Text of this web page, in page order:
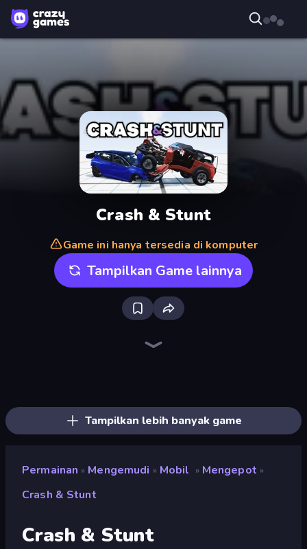
Crash & Stunt
Game ini hanya tersedia di komputer
Tampilkan Game lainnya
Tampilkan lebih banyak game
Permainan » Mengemudi » Mobil » Mengepot »
Crash & Stunt
Crash & Stunt